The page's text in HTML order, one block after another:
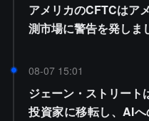
アメリカのCFTCはア
測市場に警告を発しま
08-07 15:01
ジェーン・ストリート
投資家に移転し、AI